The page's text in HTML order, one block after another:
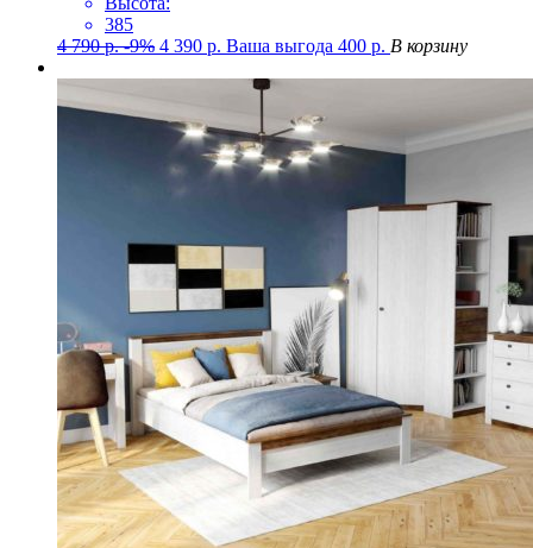
385
4 790р. -9% 4 390 р. Ваша выгода 400 р. В корзину